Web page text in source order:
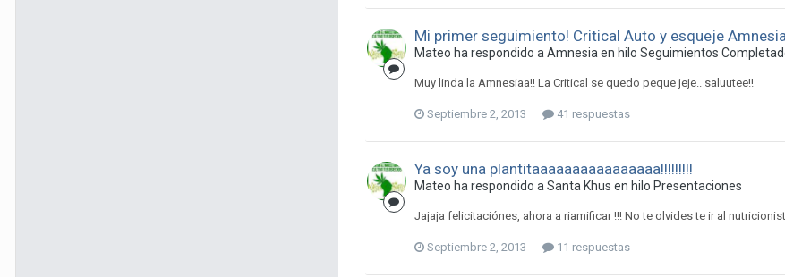
Mi primer seguimiento! Critical Auto y esqueje
Mateo ha respondido a Amnesia en hilo Seguimientos
Muy linda la Amnesiaa!! La Critical se quedo peque jeje.. saluutee!!
Septiembre 2, 2013 41 respuestas
Ya soy una plantitaaaaaaaaaaaaaaaa!!!!!!!!!
Mateo ha respondido a Santa Khus en hilo Presentaciones
Jajaja felicitaciónes, ahora a riamificar !!! No te olvides te ir al
Septiembre 2, 2013 11 respuestas